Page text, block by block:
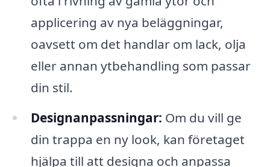
applicering av nya beläggningar,
oavsett om det handlar om lack, olja
eller annan ytbehandling som passar
din stil.
Designanpassningar: Om du vill ge
din trappa en ny look, kan företaget
hjälpa till att designa och anpassa